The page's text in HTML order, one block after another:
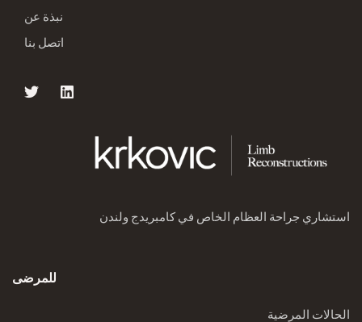
نبذة عن
اتصل بنا
استشاري جراحة العظام الخاص في كامبريدج ولندن
للمرضى
الحالات المرضية